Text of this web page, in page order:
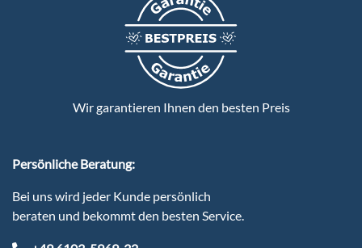
Wir garantieren Ihnen den besten Preis
Persönliche Beratung:
Bei uns wird jeder Kunde persönlich
beraten und bekommt den besten Service.